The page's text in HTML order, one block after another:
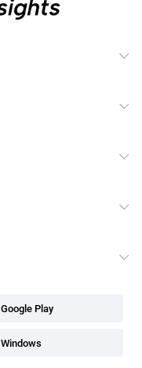
Google Play
Windows